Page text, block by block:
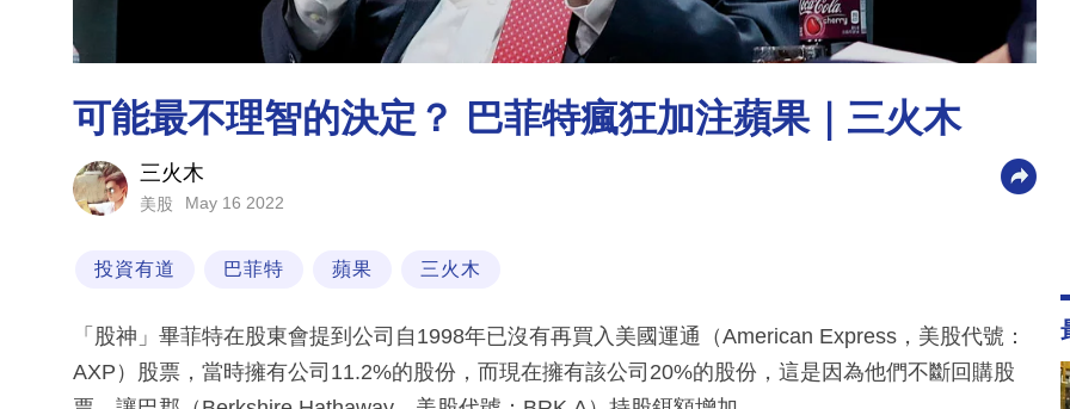
可能最不理智的決定？ 巴菲特瘋狂加注蘋果｜三火木
三火木
美股 May 16 2022
投資有道 巴菲特 蘋果 三火木
「股神」畢菲特在股東會提到公司自1998年已沒有再買入美國運通（American Express，美股代號：
AXP）股票，當時擁有公司11.2%的股份，而現在擁有該公司20%的股份，這是因為他們不斷回購股